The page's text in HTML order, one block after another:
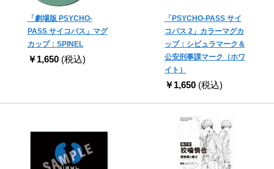
「劇場版 PSYCHO-
PASS サイコパス」マグ
カップ：SPINEL
￥1,650 (税込)
「PSYCHO-PASS サイ
コパス 2」カラーマグカ
ップ：シビュラマーク＆
公安刑事課マーク（ホワ
イト）
￥1,650 (税込)